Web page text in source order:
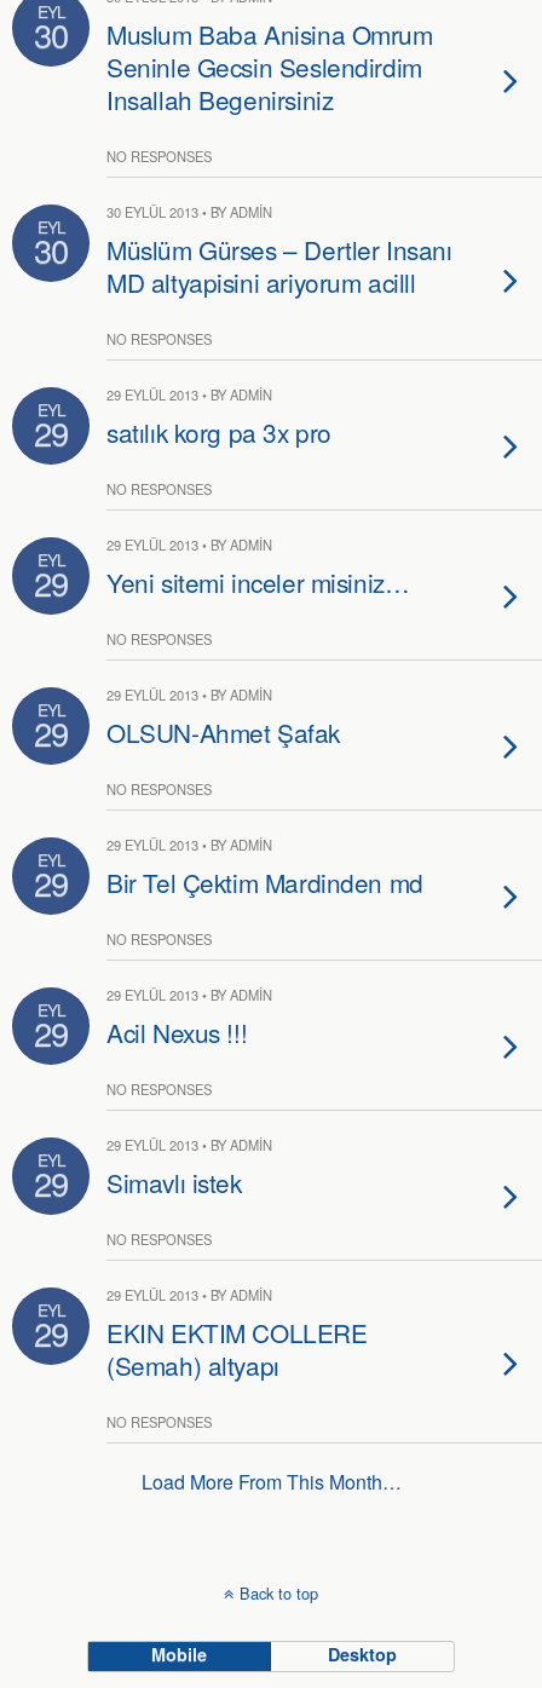
EYL
30
Muslum Baba Anisina Omrum
Seninle Gecsin Seslendirdim
Insallah Begenirsiniz
NO RESPONSES
EYL
30
30 EYLÜL 2013 • BY ADMIN
Müslüm Gürses – Dertler Insanı
MD altyapisini ariyorum acilll
NO RESPONSES
EYL
29
29 EYLÜL 2013 • BY ADMIN
satılık korg pa 3x pro
NO RESPONSES
EYL
29
29 EYLÜL 2013 • BY ADMIN
Yeni sitemi inceler misiniz…
NO RESPONSES
EYL
29
29 EYLÜL 2013 • BY ADMIN
OLSUN-Ahmet Şafak
NO RESPONSES
EYL
29
29 EYLÜL 2013 • BY ADMIN
Bir Tel Çektim Mardinden md
NO RESPONSES
EYL
29
29 EYLÜL 2013 • BY ADMIN
Acil Nexus !!!
NO RESPONSES
EYL
29
29 EYLÜL 2013 • BY ADMIN
Simavlı istek
NO RESPONSES
EYL
29
29 EYLÜL 2013 • BY ADMIN
EKIN EKTIM COLLERE
(Semah) altyapı
NO RESPONSES
Load More From This Month…
Back to top
Mobile Desktop